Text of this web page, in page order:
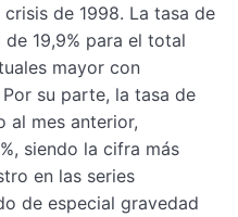
de 1998. La tasa de
19,9% para el total
mayor con
su parte, la tasa de
al mes anterior,
siendo la cifra más
en las series
de especial gravedad